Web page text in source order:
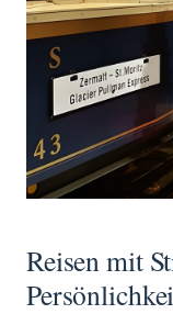
Reisen mit